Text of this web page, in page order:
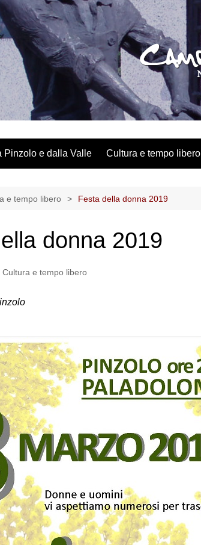
Pinzolo e dalla Valle Cultura e tempo libero
e tempo libero Festa della donna 2019
donna 2019
Cultura e tempo libero